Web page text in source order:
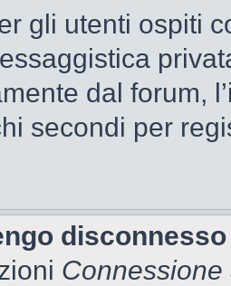
gli utenti ospiti
dal forum,
secondi per